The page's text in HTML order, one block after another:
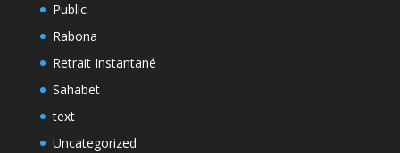
Public
Rabona
Retrait Instantané
Sahabet
text
Uncategorized